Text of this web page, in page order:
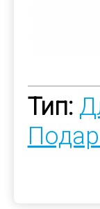
Тип: